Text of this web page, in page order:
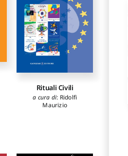
Rituali Civili
a cura di: Ridolfi
Maurizio